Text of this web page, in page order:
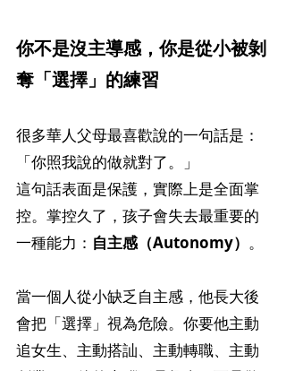
你不是沒主導感，你是從小被剝
奪「選擇」的練習
很多華人父母最喜歡說的一句話是：
「你照我說的做就對了。」
這句話表面是保護，實際上是全面掌
控。掌控久了，孩子會失去最重要的
一種能力： 自主感（Autonomy） 。
當一個人從小缺乏自主感，他長大後
會把「選擇」視為危險。你要他主動
追女生、主動搭訕、主動轉職、主動